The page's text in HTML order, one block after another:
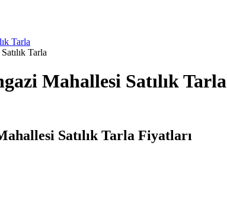
Tarla
Tarla
Mahallesi Satılık Tarla
Satılık Tarla Fiyatları